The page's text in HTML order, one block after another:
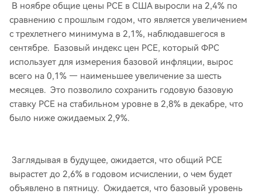
В ноябре общие цены PCE в США выросли на 2,4% по
сравнению с прошлым годом, что является увеличением
с трехлетнего минимума в 2,1%, наблюдавшегося в
сентябре. Базовый индекс цен PCE, который ФРС
использует для измерения базовой инфляции, вырос
всего на 0,1% — наименьшее увеличение за шесть
месяцев. Это позволило сохранить годовую базовую
ставку PCE на стабильном уровне в 2,8% в декабре, что
было ниже ожидаемых 2,9%.
Заглядывая в будущее, ожидается, что общий PCE
вырастет до 2,6% в годовом исчислении, о чем будет
объявлено в пятницу. Ожидается, что базовый уровень